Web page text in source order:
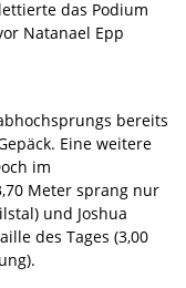
das Podium
Natanael Epp
bereits
Eine weitere
im
Meter sprang nur
und Joshua
des Tages (3,00